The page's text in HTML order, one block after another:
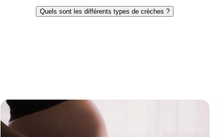
to
slide
to
slide
to
slide
Quels sont les différents types de crèches ?